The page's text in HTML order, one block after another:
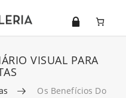
VISUAL PARA
Os Benefícios Do